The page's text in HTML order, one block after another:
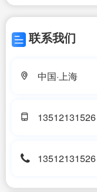
联系我们
中国·上海
13512131526
13512131526